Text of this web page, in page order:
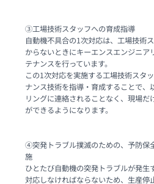
③工場技術スタッフへの育成指導
自動機不具合の1次対応は、工場技術
からないときにキーエンスエンジニア
テナンスを行っています。
この1次対応を実施する工場技術スタ
ナンス技術を指導・育成することで、
リングに連絡されることなく、現場だ
ができるようになります。
④突発トラブル撲滅のための、予防保
施
ひとたび自動機の突発トラブルが発生
対応しなければならないため、生産停